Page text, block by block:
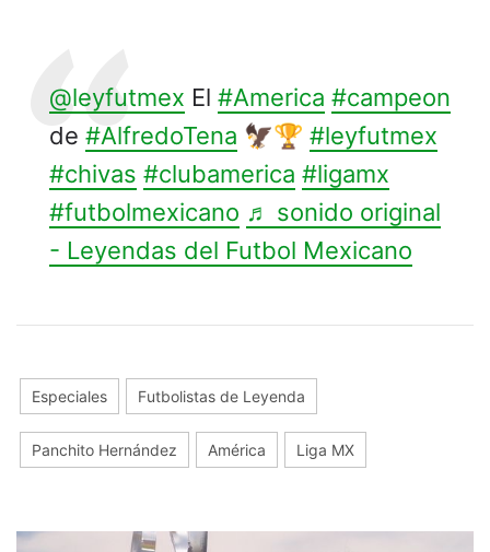
@leyfutmex El #America #campeon
de #AlfredoTena 🦅🏆 #leyfutmex
#chivas #clubamerica #ligamx
#futbolmexicano ♬ sonido original
- Leyendas del Futbol Mexicano
Especiales Futbolistas de Leyenda
Panchito Hernández América Liga MX